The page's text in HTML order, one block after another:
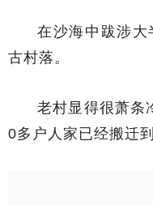
在沙海中跋涉大
古村落。
老村显得很萧条
0多户人家已经搬迁